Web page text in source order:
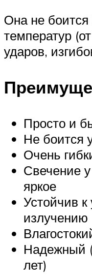
Она не боится
температур
ударов,
Просто и
Не боится
Очень
Свечение
яркое
Устойчив
излучению
Надежный
лет)